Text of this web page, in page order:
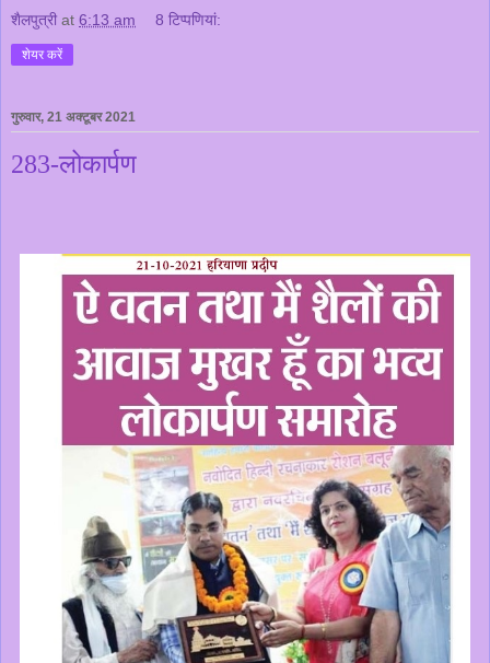
शैलपुत्री at 6:13 am 8 टिप्‍पणियां:
शेयर करें
गुरुवार, 21 अक्टूबर 2021
283-लोकार्पण